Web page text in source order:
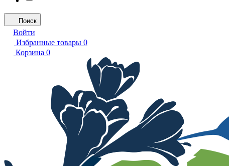
Поиск
Войти
Избранные товары 0
Корзина 0